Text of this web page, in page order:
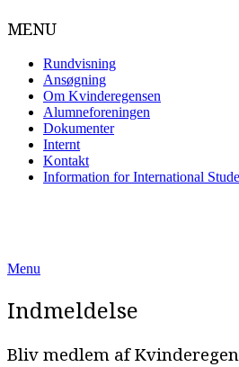
MENU
Rundvisning
Ansøgning
Om Kvinderegensen
Alumneforeningen
Dokumenter
Internt
Kontakt
Information for International
Menu
Indmeldelse
Bliv medlem af